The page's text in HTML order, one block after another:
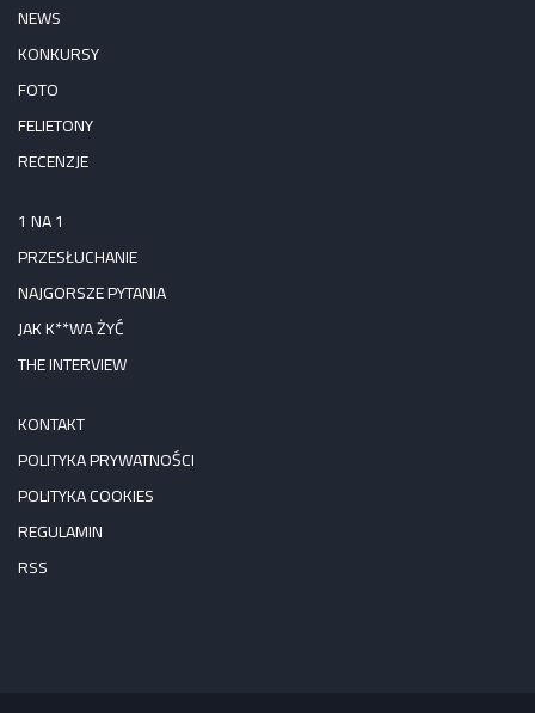
NEWS
KONKURSY
FOTO
FELIETONY
RECENZJE
1 NA 1
PRZESŁUCHANIE
NAJGORSZE PYTANIA
JAK K**WA ŻYĆ
THE INTERVIEW
KONTAKT
POLITYKA PRYWATNOŚCI
POLITYKA COOKIES
REGULAMIN
RSS